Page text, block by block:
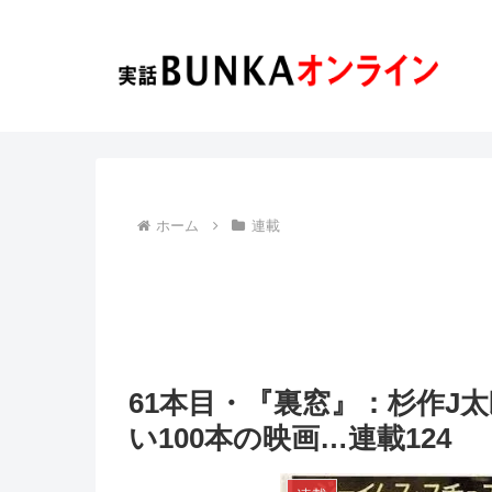
ホーム 連載
61本目・『裏窓』：杉作J
い100本の映画…連載124